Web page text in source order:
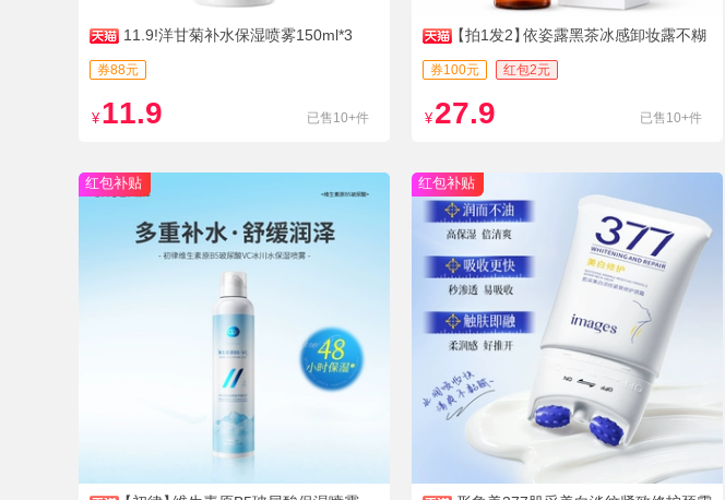
11.9!洋甘菊补水保湿喷雾150ml*3
券88元
¥ 11.9 已售10+件
【拍1发2】依姿露黑茶冰感卸妆露不糊
眼券100元 红包2元
¥ 27.9 已售10+件
红包补贴 红包补贴